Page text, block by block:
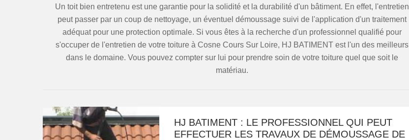
Un toit bien entretenu est une garantie pour la solidité et la durabilité d'un bâtiment. En effet, l'entretien
peut passer par un coup de nettoyage, un éventuel démoussage suivi de l'application d'un traitement
adéquat pour une protection optimale. Si vous êtes à la recherche d'un professionnel qualifié pour
s'occuper de l'entretien de votre toiture à Cosne Cours Sur Loire, HJ BATIMENT est l'un des meilleurs
dans le domaine. Vous pouvez compter sur lui pour prendre soin de votre toiture quel que soit le
matériau.
HJ BATIMENT : LE PROFESSIONNEL QUI PEUT
EFFECTUER LES TRAVAUX DE DÉMOUSSAGE DE